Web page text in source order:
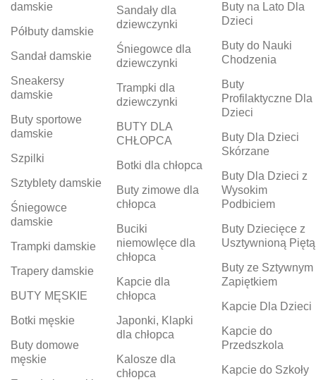
damskie
Półbuty damskie
Sandał damskie
Sneakersy
damskie
Buty sportowe
damskie
Szpilki
Sztyblety damskie
Śniegowce
damskie
Trampki damskie
Trapery damskie
BUTY MĘSKIE
Botki męskie
Buty domowe
męskie
Sandały dla
dziewczynki
Śniegowce dla
dziewczynki
Trampki dla
dziewczynki
BUTY DLA
CHŁOPCA
Botki dla chłopca
Buty zimowe dla
chłopca
Buciki
niemowlęce dla
chłopca
Kapcie dla
chłopca
Japonki, Klapki
dla chłopca
Kalosze dla
chłopca
Buty na Lato Dla
Dzieci
Buty do Nauki
Chodzenia
Buty
Profilaktyczne Dla
Dzieci
Buty Dla Dzieci
Skórzane
Buty Dla Dzieci z
Wysokim
Podbiciem
Buty Dziecięce z
Usztywnioną Piętą
Buty ze Sztywnym
Zapiętkiem
Kapcie Dla Dzieci
Kapcie do
Przedszkola
Kapcie do Szkoły